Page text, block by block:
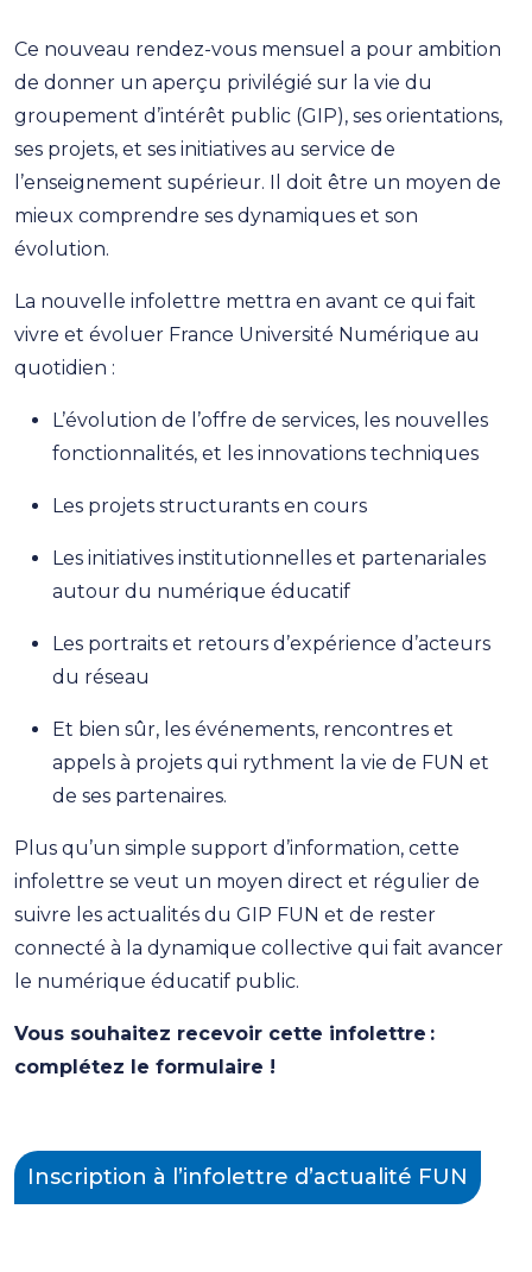
Ce nouveau rendez-vous mensuel a pour ambition
de donner un aperçu privilégié sur la vie du
groupement d’intérêt public (GIP), ses orientations,
ses projets, et ses initiatives au service de
l’enseignement supérieur. Il doit être un moyen de
mieux comprendre ses dynamiques et son
évolution.
La nouvelle infolettre mettra en avant ce qui fait
vivre et évoluer France Université Numérique au
quotidien :
L’évolution de l’offre de services, les nouvelles
fonctionnalités, et les innovations techniques
Les projets structurants en cours
Les initiatives institutionnelles et partenariales
autour du numérique éducatif
Les portraits et retours d’expérience d’acteurs
du réseau
Et bien sûr, les événements, rencontres et
appels à projets qui rythment la vie de FUN et
de ses partenaires.
Plus qu’un simple support d’information, cette
infolettre se veut un moyen direct et régulier de
suivre les actualités du GIP FUN et de rester
connecté à la dynamique collective qui fait avancer
le numérique éducatif public.
Vous souhaitez recevoir cette infolettre :
complétez le formulaire !
Inscription à l’infolettre d’actualité FUN